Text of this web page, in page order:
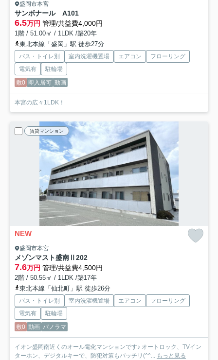
盛岡市本宮
サンボナール A101
6.5万円 管理/共益費4,000円
1階 / 51.00㎡ / 1LDK /築20年
東北本線「盛岡」駅 徒歩27分
バス・トイレ別 室内洗濯機置場 エアコン
フローリング
電気有
駐輪場
敷0 即入居可 動画
本宮の広々1LDK！
賃貸マンション
NEW
盛岡市本宮
メゾンマスト盛南Ⅱ 202
7.6万円 管理/共益費4,500円
2階 / 50.55㎡ / 1LDK /築17年
東北本線「仙北町」駅 徒歩26分
バス・トイレ別 室内洗濯機置場 エアコン
フローリング
電気有
駐輪場
敷0 動画 パノラマ
イオン盛岡南近くのオール電化マンションです♪ オートロック、TVイン
ターホン、デジタルキーで、防犯対策もバッチリ(^^... もっと見る